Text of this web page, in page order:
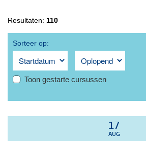
Resultaten: 110
Sorteer op:
Toon gestarte cursussen
17
AUG